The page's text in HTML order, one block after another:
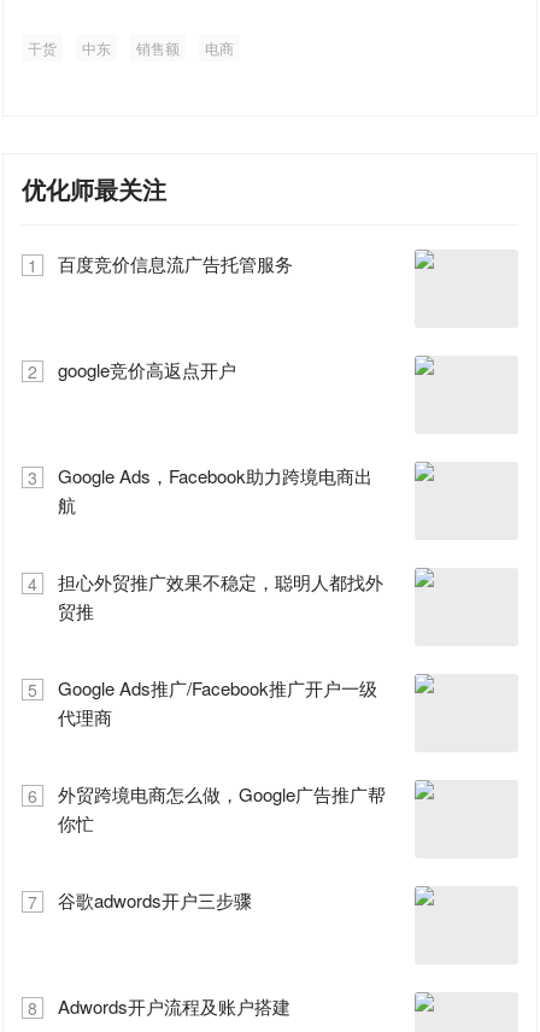
干货 中东 销售额 电商
优化师最关注
1 百度竞价信息流广告托管服务
2 google竞价高返点开户
3
Google Ads，Facebook助力跨境电商出
航
4
担心外贸推广效果不稳定，聪明人都找外
贸推
5
Google Ads推广/Facebook推广开户一级
代理商
6
外贸跨境电商怎么做，Google广告推广帮
你忙
7 谷歌adwords开户三步骤
8 Adwords开户流程及账户搭建